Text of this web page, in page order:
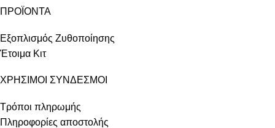
ΠΡΟΪΟΝΤΑ
Εξοπλισμός Ζυθοποίησης
Έτοιμα Κιτ
ΧΡΗΣΙΜΟΙ ΣΥΝΔΕΣΜΟΙ
Τρόποι πληρωμής
Πληροφορίες αποστολής